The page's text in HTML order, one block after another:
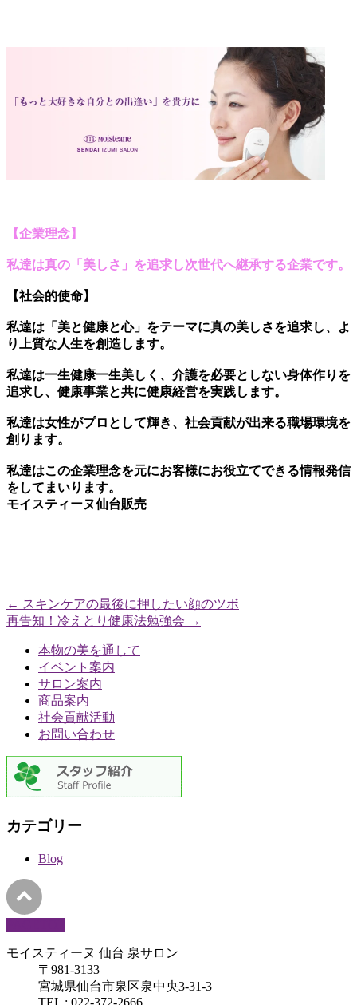
【企業理念】
私達は真の「美しさ」を追求し次世代へ継承する企業です。
【社会的使命】
私達は「美と健康と心」をテーマに真の美しさを追求し、
よ
り上質な人生を創造します。
私達は一生健康一生美しく、 介護を必要としない身体作りを
追求し、健康事業と共に健康経営を実践します。
私達は女性がプロとして輝き、社会貢献が出来る職場環境を
創ります。
私達はこの企業理念を元にお客様にお役立てできる情報発信
をしてまいります。
モイスティーヌ仙台販売
← スキンケアの最後に押したい顔のツボ
再告知！冷えとり健康法勉強会 →
本物の美を通して
イベント案内
サロン案内
商品案内
社会貢献活動
お問い合わせ
カテゴリー
Blog
モイスティーヌ 仙台 泉サロン
〒981-3133
宮城県仙台市泉区泉中央3-31-3
TEL : 022-372-2666